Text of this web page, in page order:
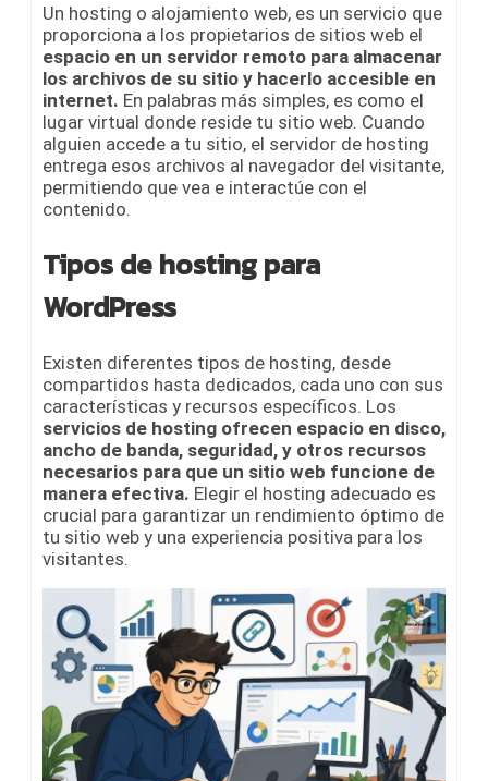
Un hosting o alojamiento web, es un servicio que
proporciona a los propietarios de sitios web el
espacio en un servidor remoto para almacenar
los archivos de su sitio y hacerlo accesible en
internet. En palabras más simples, es como el
lugar virtual donde reside tu sitio web. Cuando
alguien accede a tu sitio, el servidor de hosting
entrega esos archivos al navegador del visitante,
permitiendo que vea e interactúe con el
contenido.
Tipos de hosting para
WordPress
Existen diferentes tipos de hosting, desde
compartidos hasta dedicados, cada uno con sus
características y recursos específicos. Los
servicios de hosting ofrecen espacio en disco,
ancho de banda, seguridad, y otros recursos
necesarios para que un sitio web funcione de
manera efectiva. Elegir el hosting adecuado es
crucial para garantizar un rendimiento óptimo de
tu sitio web y una experiencia positiva para los
visitantes.